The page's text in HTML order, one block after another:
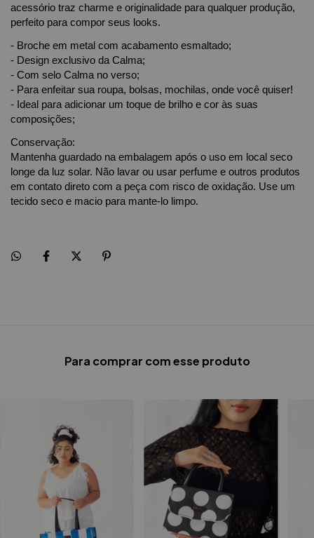
acessório traz charme e originalidade para qualquer produção,
perfeito para compor seus looks.
- Broche em metal com acabamento esmaltado;
- Design exclusivo da Calma;
- Com selo Calma no verso;
- Para enfeitar sua roupa, bolsas, mochilas, onde você quiser!
- Ideal para adicionar um toque de brilho e cor às suas
composições;
Conservação:
Mantenha guardado na embalagem após o uso em local seco
longe da luz solar. Não lavar ou usar perfume e outros produtos
em contato direto com a peça com risco de oxidação. Use um
tecido seco e macio para mante-lo limpo.
Para comprar com esse produto